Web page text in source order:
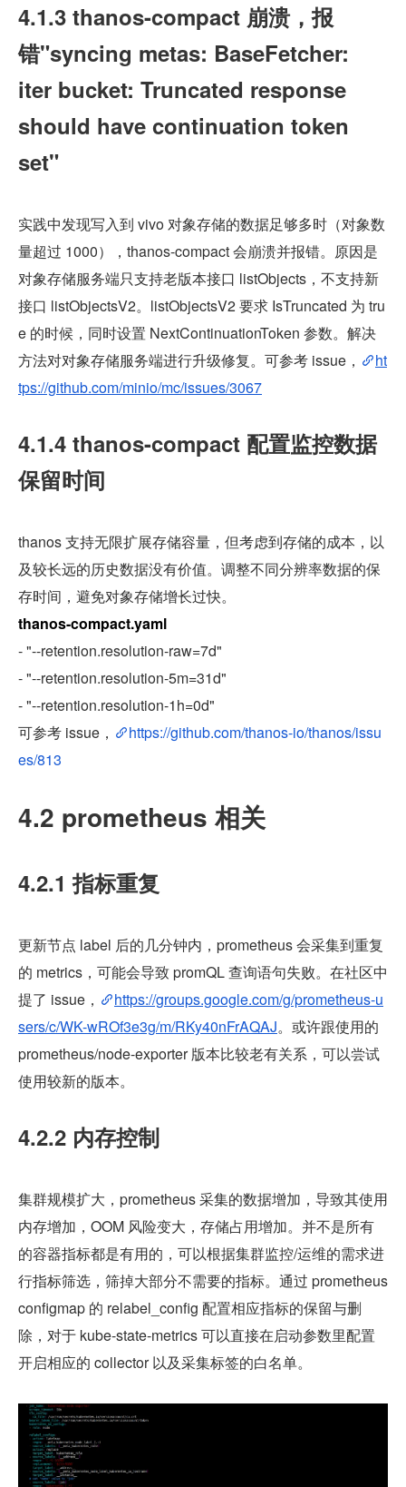
4.1.3 thanos-compact 崩溃，报
错"syncing metas: BaseFetcher:
iter bucket: Truncated response
should have continuation token
set"
实践中发现写入到 vivo 对象存储的数据足够多时（对象数
量超过 1000），thanos-compact 会崩溃并报错。原因是
对象存储服务端只支持老版本接口 listObjects，不支持新
接口 listObjectsV2。listObjectsV2 要求 IsTruncated 为 tru
e 的时候，同时设置 NextContinuationToken 参数。解决
方法对对象存储服务端进行升级修复。可参考 issue，
ht
tps://github.com/minio/mc/issues/3067
4.1.4 thanos-compact 配置监控数据
保留时间
thanos 支持无限扩展存储容量，但考虑到存储的成本，以
及较长远的历史数据没有价值。调整不同分辨率数据的保
存时间，避免对象存储增长过快。
thanos-compact.yaml
- "--retention.resolution-raw=7d"
- "--retention.resolution-5m=31d"
- "--retention.resolution-1h=0d"
可参考 issue，
https://github.com/thanos-io/thanos/issu
es/813
4.2 prometheus 相关
4.2.1 指标重复
更新节点 label 后的几分钟内，prometheus 会采集到重复
的 metrics，可能会导致 promQL 查询语句失败。在社区中
提了 issue，
https://groups.google.com/g/prometheus-u
sers/c/WK-wROf3e3g/m/RKy40nFrAQAJ。或许跟使用的
prometheus/node-exporter 版本比较老有关系，可以尝试
使用较新的版本。
4.2.2 内存控制
集群规模扩大，prometheus 采集的数据增加，导致其使用
内存增加，OOM 风险变大，存储占用增加。并不是所有
的容器指标都是有用的，可以根据集群监控/运维的需求进
行指标筛选，筛掉大部分不需要的指标。通过 prometheus
configmap 的 relabel_config 配置相应指标的保留与删
除，对于 kube-state-metrics 可以直接在启动参数里配置
开启相应的 collector 以及采集标签的白名单。